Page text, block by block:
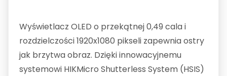
Wyświetlacz OLED o przekątnej 0,49 cala i
rozdzielczości 1920x1080 pikseli zapewnia ostry
jak brzytwa obraz. Dzięki innowacyjnemu
systemowi HIKMicro Shutterless System (HSIS)